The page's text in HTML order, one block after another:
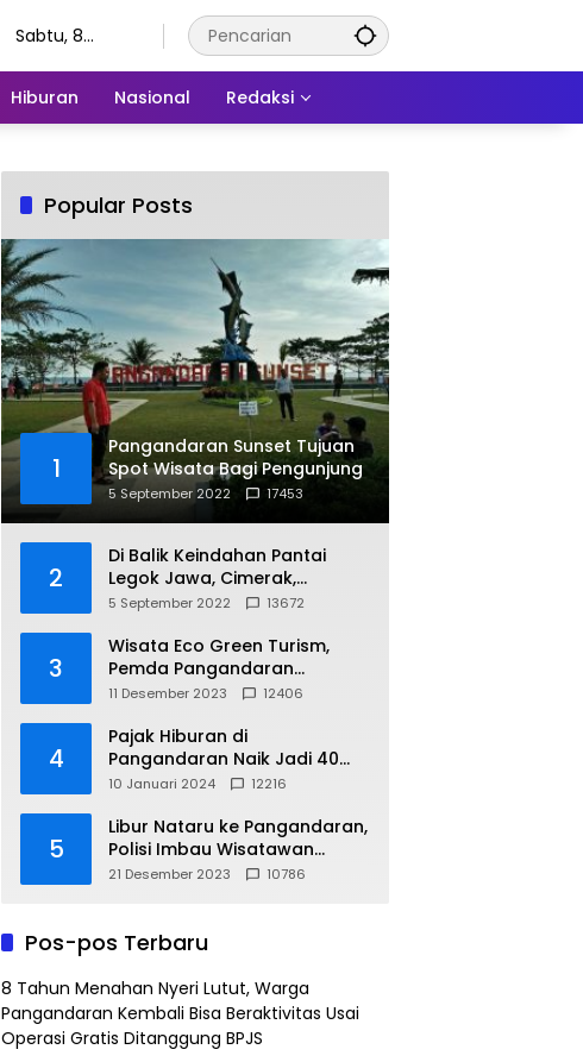
Sabtu, 8
Hiburan Nasional Redaksi
Popular Posts
1
Pangandaran Sunset Tujuan
Spot Wisata Bagi Pengunjung
5 September 2022 17453
2
Di Balik Keindahan Pantai
Legok Jawa, Cimerak,
Pangandaran
5 September 2022 13672
3
Wisata Eco Green Turism,
Pemda Pangandaran
Gandeng PLN
11 Desember 2023 12406
4
Pajak Hiburan di
Pangandaran Naik Jadi 40
Persen
10 Januari 2024 12216
5
Libur Nataru ke Pangandaran,
Polisi Imbau Wisatawan
Gunakan Jalur Arteri
21 Desember 2023 10786
Pos-pos Terbaru
8 Tahun Menahan Nyeri Lutut, Warga
Pangandaran Kembali Bisa Beraktivitas Usai
Operasi Gratis Ditanggung BPJS